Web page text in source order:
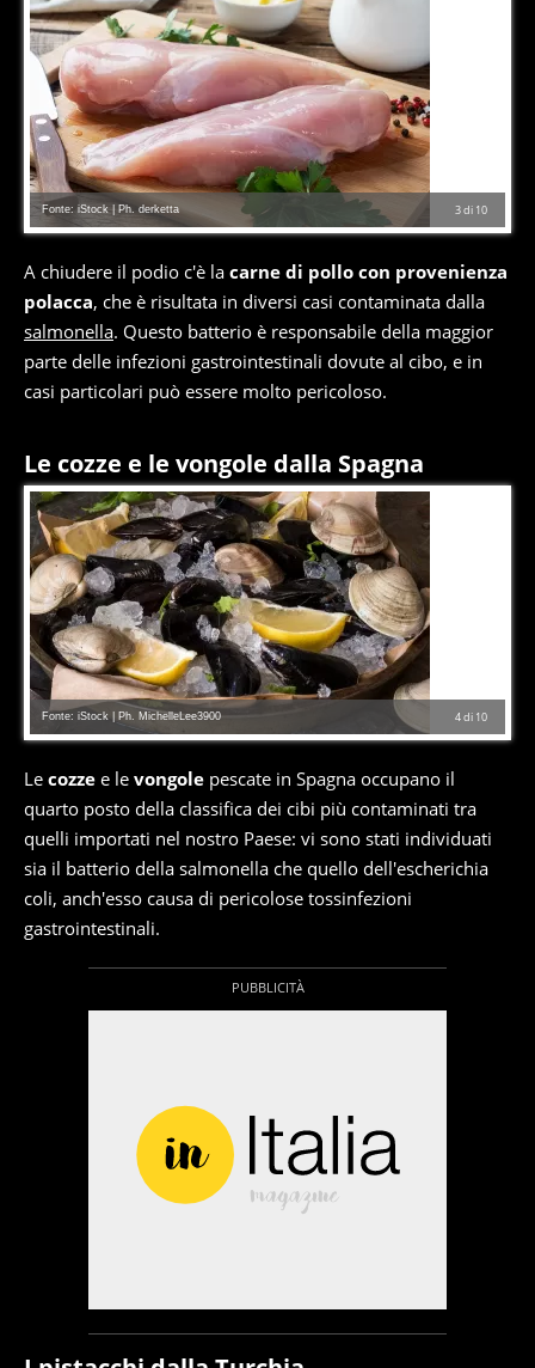
3di 10
Fonte: iStock | Ph. derketta
A chiudere il podio c'è la carne di pollo con provenienza
polacca, che è risultata in diversi casi contaminata dalla
salmonella. Questo batterio è responsabile della maggior
parte delle infezioni gastrointestinali dovute al cibo, e in
casi particolari può essere molto pericoloso.
Le cozze e le vongole dalla Spagna
4di 10
Fonte: iStock | Ph. MichelleLee3900
Le cozze e le vongole pescate in Spagna occupano il
quarto posto della classifica dei cibi più contaminati tra
quelli importati nel nostro Paese: vi sono stati individuati
sia il batterio della salmonella che quello dell'escherichia
coli, anch'esso causa di pericolose tossinfezioni
gastrointestinali.